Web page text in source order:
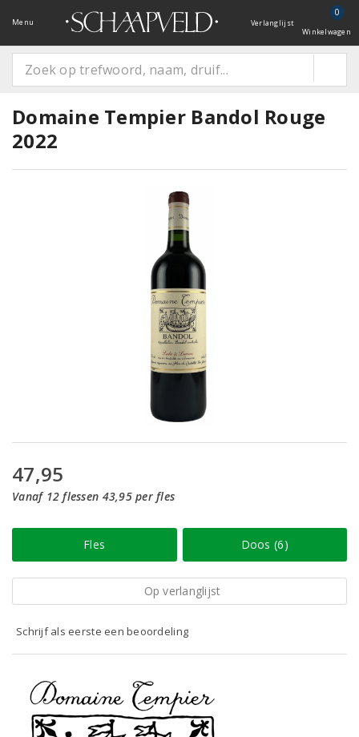
Menu Verlanglijst
0
Winkelwagen
Domaine Tempier Bandol Rouge
2022
47,95
Vanaf 12 flessen 43,95 per fles
Fles Doos (6)
Op verlanglijst
Schrijf als eerste een beoordeling